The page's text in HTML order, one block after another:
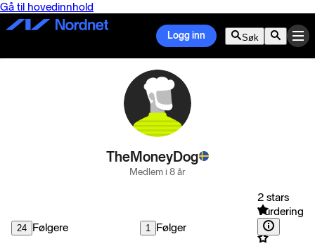
Gå til hovedinnhold
Logg inn Søk
TheMoneyDog
Medlem i 8 år
24 Følgere 1 Følger
2 stars
Vurdering